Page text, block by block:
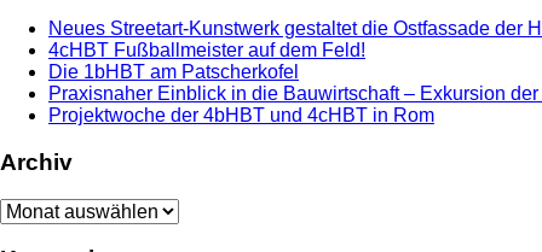
Neues Streetart-Kunstwerk gestaltet die Ostfassade der
4cHBT Fußballmeister auf dem Feld!
Die 1bHBT am Patscherkofel
Praxisnaher Einblick in die Bauwirtschaft – Exkursion
Projektwoche der 4bHBT und 4cHBT in Rom
Archiv
Archiv